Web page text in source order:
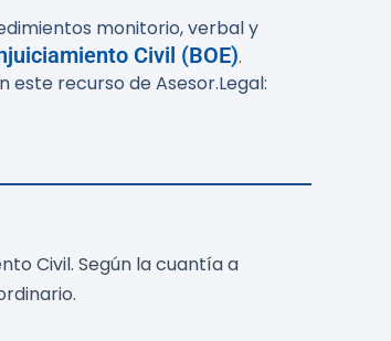
monitorio, verbal y
Civil (BOE).
recurso de Asesor.Legal:
Civil. Según la cuantía a